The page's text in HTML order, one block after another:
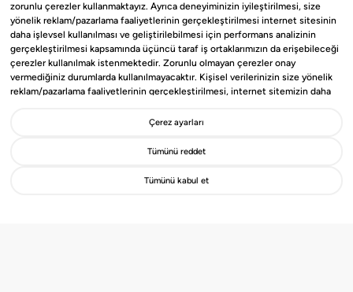
Gayrimenko’nun Çözüm Ortağı
olmak ister misin?
zorunlu çerezler kullanmaktayız. Ayrıca deneyiminizin iyileştirilmesi, size
yönelik reklam/pazarlama faaliyetlerinin gerçekleştirilmesi internet sitesinin
daha işlevsel kullanılması ve geliştirilebilmesi için performans analizinin
gerçekleştirilmesi kapsamında üçüncü taraf iş ortaklarımızın da erişebileceği
çerezler kullanılmak istenmektedir. Zorunlu olmayan çerezler onay
vermediğiniz durumlarda kullanılmayacaktır. Kişisel verilerinizin size yönelik
reklam/pazarlama faaliyetlerinin gerçekleştirilmesi, internet sitemizin daha
tercihlerinizin siteye tekrar girdiğinizde hatırlanmasını sağlamak) amaçlarıyla
ayarlarını düzenlemek istiyorsanız “Göster” ibaresini seçiniz. Bizim ve üçüncü
haklarına ilişkin detaylı bilgiler içinÇerez Aydınlatma ve KVKK
Çerez ayarları
Tümünü reddet
Tümünü kabul et